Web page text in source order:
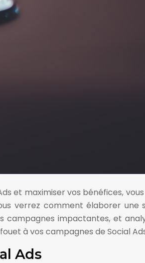
et maximiser vos bénéfices,
verrez comment élaborer
campagnes impactantes, et
à vos campagnes de Social
Ads